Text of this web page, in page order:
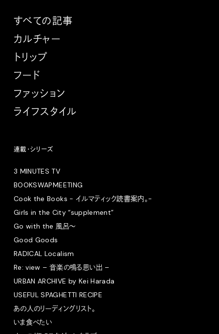
すべての記事
カルチャー
トリップ
フード
ファッション
ライフスタイル
連載・シリーズ
3 MINUTES TV
BOOKSWAPMEETING
Cook the Books - イルマティック読書案内。-
Girls in the City “supplement”
Go with the 風呂〜
Good Goods
RADICAL Localism
Re: view – 音楽の鳴る思い出 –
URBAN ARCHIVE by Kei Harada
USEFUL SPAGHETTI RECIPE
あの人のリーディングリスト。
いま食べたい